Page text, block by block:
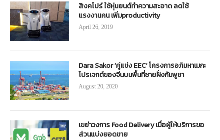
สิงคโปร์ ใช้หุ่นยนต์ทำความสะอาด ลดใช้
แรงงานคน เพิ่มproductivity
April 26, 2019
Dara Sakor ‘คู่แข่ง EEC’ โครงการอภิมหาเมกะ
โปรเจกต์ของจีนบนพื้นที่ชายฝั่งกัมพูชา
August 20, 2020
เขย่าวงการ Food Delivery เมื่อผู้ให้บริการขอ
ส่วนแบ่งยอดขาย